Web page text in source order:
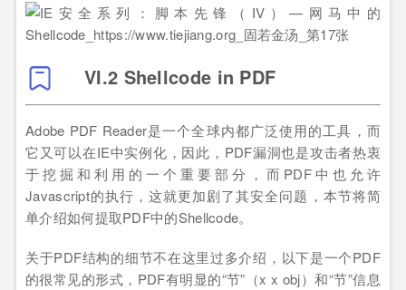
VI.2 Shellcode in PDF
Adobe PDF Reader是一个全球内都广泛使用的工具，而
它又可以在IE中实例化，因此，PDF漏洞也是攻击者热衷
于挖掘和利用的一个重要部分，而PDF中也允许
Javascript的执行，这就更加剧了其安全问题，本节将简
单介绍如何提取PDF中的Shellcode。
关于PDF结构的细节不在这里过多介绍，以下是一个PDF
的很常见的形式，PDF有明显的“节”（x x obj）和“节”信息